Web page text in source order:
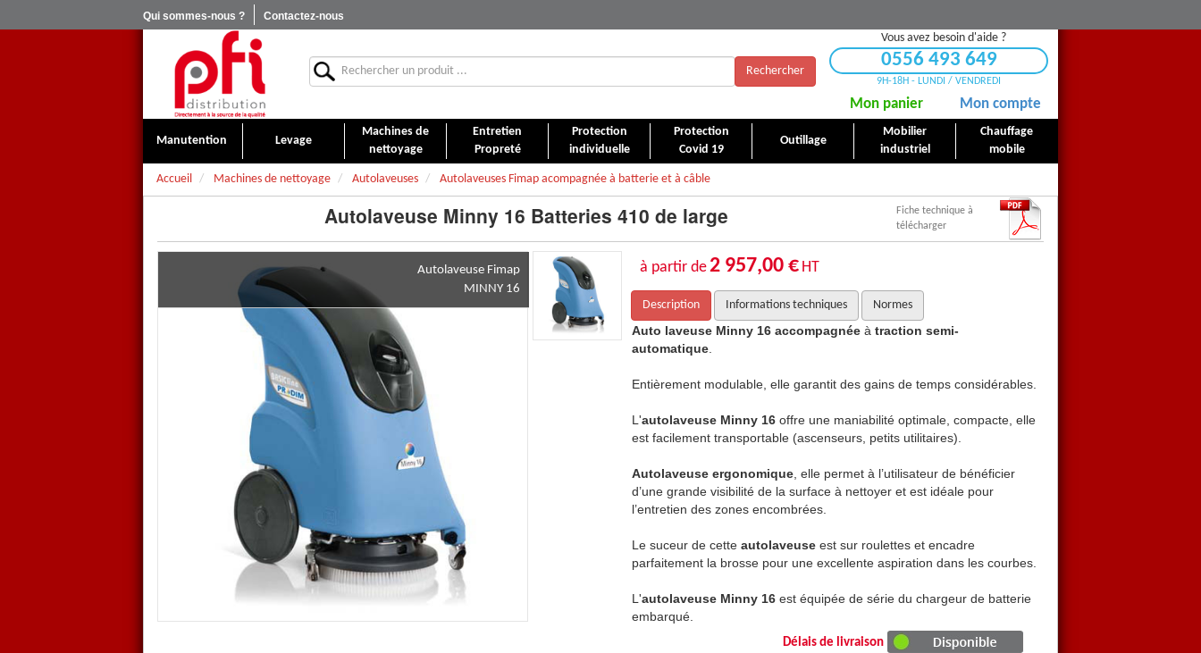
Qui sommes-nous ? Contactez-nous
Rechercher
Vous avez besoin d'aide ?
0556 493 649
9H-18H - LUNDI / VENDREDI
Mon panier Mon compte
Manutention Levage
Machines de
nettoyage
Entretien
Propreté
Protection
individuelle
Protection
Covid 19
Outillage
Mobilier
industriel
Chauffage
mobile
Accueil Machines de nettoyage Autolaveuses Autolaveuses Fimap acompagnée à batterie et à câble
Autolaveuse Minny 16 Batteries 410 de large
Fiche technique à
télécharger
Autolaveuse Fimap
MINNY 16
à partir de2 957,00 € HT
Description Informations techniques Normes
Auto laveuse Minny 16 accompagnée
automatique
Entièrement modulable, elle garantit des gains de temps considérables.
autolaveuse Minny 16
offre une maniabilité optimale, compacte, elle
est facilement transportable (ascenseurs, petits utilitaires).
Autolaveuse ergonomique
, elle permet à l’utilisateur de bénéficier
d’une grande visibilité de la surface à nettoyer et est idéale pour
l’entretien des zones encombrées.
Le suceur de cetteautolaveuseest sur roulettes et encadre
parfaitement la brosse pour une excellente aspiration dans les courbes.
autolaveuse Minny 16
est équipée de série du chargeur de batterie
Auto laveuse Minny 16 accompagnée à traction semi-
automatique
Entièrement modulable, elle garantit des gains de temps considérables.
L'autolaveuse Minny 16 offre une maniabilité optimale, compacte, elle
est facilement transportable (ascenseurs, petits utilitaires).
Autolaveuse ergonomique , elle permet à l’utilisateur de bénéficier
d’une grande visibilité de la surface à nettoyer et est idéale pour
l’entretien des zones encombrées.
Le suceur de cette autolaveuse est sur roulettes et encadre
parfaitement la brosse pour une excellente aspiration dans les courbes.
L'autolaveuse Minny 16 est équipée de série du chargeur de batterie
embarqué.
Délais de livraison